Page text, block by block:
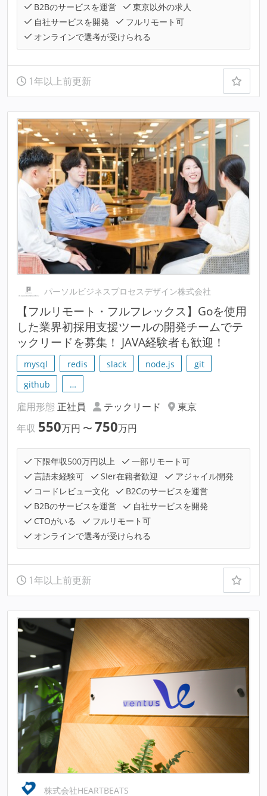
B2Bのサービスを運営
東京以外の求人
自社サービスを開発
フルリモート可
オンラインで選考が受けられる
1年以上前更新
パーソルビジネスプロセスデザイン株式会社
【フルリモート・フルフレックス】Goを使用
した業界初採用支援ツールの開発チームでテ
ックリードを募集！ JAVA経験者も歓迎！
mysql redis slack node.js
git
github
…
雇用形態 正社員 テックリード
東京
年収 550万円 〜 750万円
下限年収500万円以上
一部リモート可
言語未経験可
SIer在籍者歓迎
アジャイル開発
コードレビュー文化
B2Cのサービスを運営
B2Bのサービスを運営
自社サービスを開発
CTOがいる
フルリモート可
オンラインで選考が受けられる
1年以上前更新
株式会社HEARTBEATS